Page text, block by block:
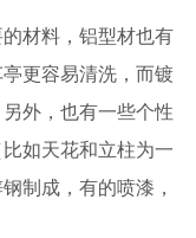
材料，铝型材也有
更容易清洗，而镀
外，也有一些个性
如天花和立柱为一
制成，有的喷漆，